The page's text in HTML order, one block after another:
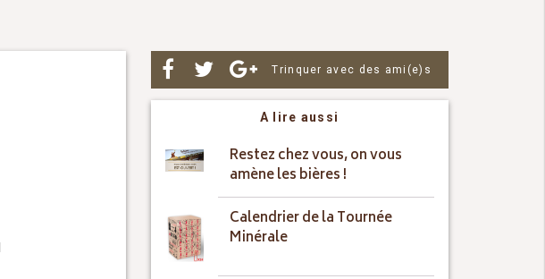
Trinquer avec des ami(e)s
A lire aussi
Restez chez vous, on vous
amène les bières !
Calendrier de la Tournée
Minérale